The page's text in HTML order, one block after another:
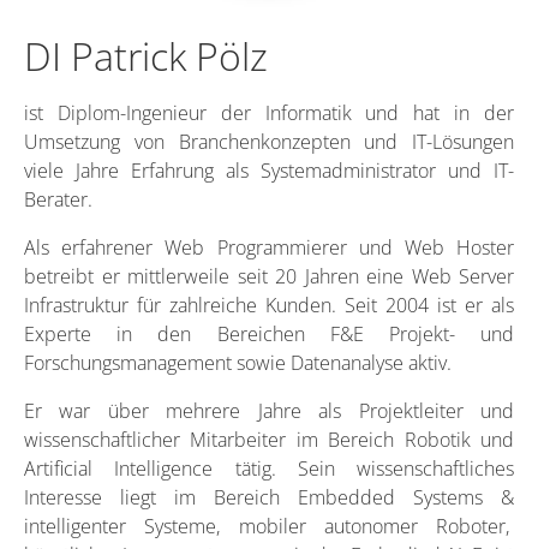
DI Patrick Pölz
ist Diplom-Ingenieur der Informatik und hat in der
Umsetzung von Branchenkonzepten und IT-Lösungen
viele Jahre Erfahrung als Systemadministrator und IT-
Berater.
Als erfahrener Web Programmierer und Web Hoster
betreibt er mittlerweile seit 20 Jahren eine Web Server
Infrastruktur für zahlreiche Kunden. Seit 2004 ist er als
Experte in den Bereichen F&E Projekt- und
Forschungsmanagement sowie Datenanalyse aktiv.
Er war über mehrere Jahre als Projektleiter und
wissenschaftlicher Mitarbeiter im Bereich Robotik und
Artificial Intelligence tätig. Sein wissenschaftliches
Interesse liegt im Bereich Embedded Systems &
intelligenter Systeme, mobiler autonomer Roboter,